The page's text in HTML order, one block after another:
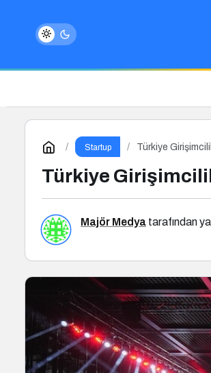
Startup Türkiye
Türkiye
Majör Medya tarafından